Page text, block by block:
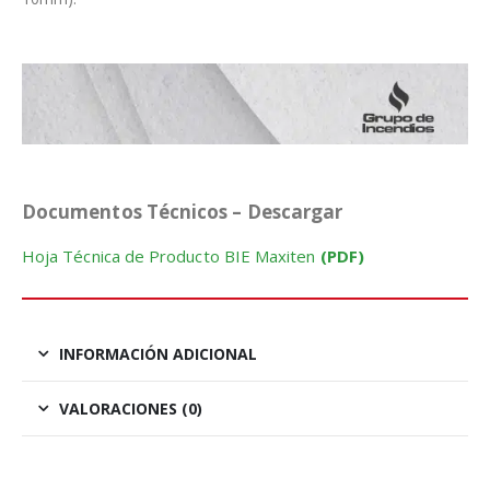
Documentos Técnicos – Descargar
Hoja Técnica de Producto BIE Maxiten (PDF)
INFORMACIÓN ADICIONAL
VALORACIONES (0)